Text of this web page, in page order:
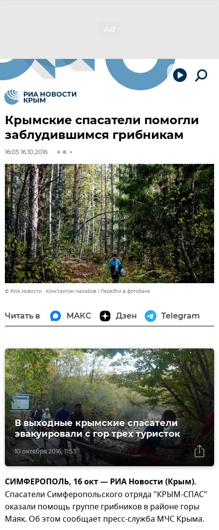
Крымские спасатели помогли
заблудившимся грибникам
16:05 16.10.2016
© РИА Новости . Константин Чалабов Перейти в фотобанк
Читать в МАКС Дзен Telegram
10 октября 2016, 11:53
В выходные крымские спасатели
эвакуировали с гор трех туристок
СИМФЕРОПОЛЬ, 16 окт — РИА Новости (Крым).
Спасатели Симферопольского отряда "КРЫМ-СПАС"
оказали помощь группе грибников в районе горы
Маяк. Об этом сообщает пресс-служба МЧС Крыма.